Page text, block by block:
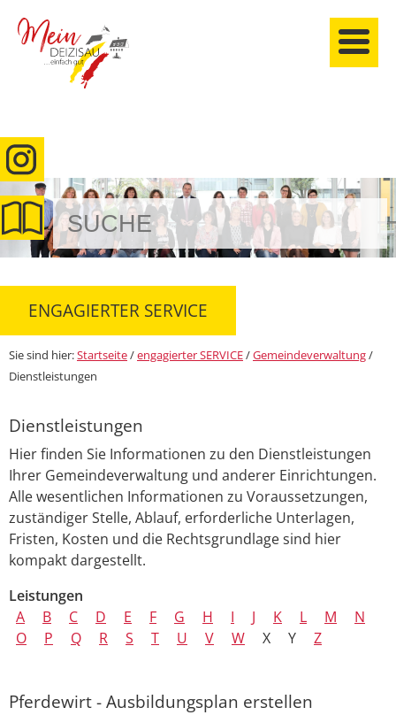
anmelden
ENGAGIERTER SERVICE
Sie sind hier:Startseite/engagierter SERVICE/Gemeindeverwaltung/
Dienstleistungen
Dienstleistungen
Hier finden Sie Informationen zu den Dienstleistungen
Ihrer Gemeindeverwaltung und anderer Einrichtungen.
Alle wesentlichen Informationen zu Voraussetzungen,
zuständiger Stelle, Ablauf, erforderliche Unterlagen,
Fristen, Kosten und die Rechtsgrundlage sind hier
kompakt dargestellt.
Leistungen
A
B C D E F G H I J K L M
N
O
P Q R S T U V W X Y Z
Pferdewirt - Ausbildungsplan erstellen